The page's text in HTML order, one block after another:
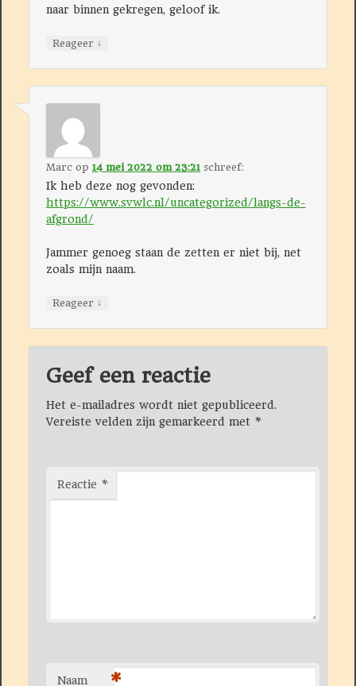
naar binnen gekregen, geloof ik.
Reageer ↓
Marcop 14 mei 2022 om 23:21 schreef:
Ik heb deze nog gevonden:
https://www.svwlc.nl/uncategorized/langs-de-
afgrond/
Jammer genoeg staan de zetten er niet bij, net
zoals mijn naam.
Reageer ↓
Geef een reactie
Het e-mailadres wordt niet gepubliceerd.
Vereiste velden zijn gemarkeerd met *
Reactie *
Naam *